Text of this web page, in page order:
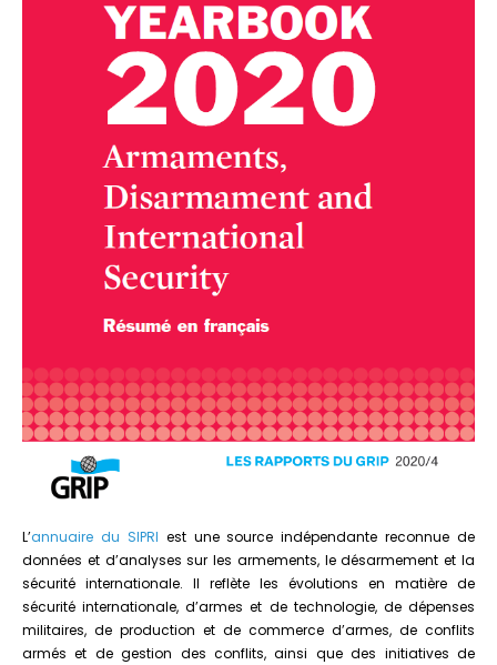
L’annuaire du SIPRI est une source indépendante reconnue de
données et d’analyses sur les armements, le désarmement et la
sécurité internationale. Il reflète les évolutions en matière de
sécurité internationale, d’armes et de technologie, de dépenses
militaires, de production et de commerce d’armes, de conflits
armés et de gestion des conflits, ainsi que des initiatives de